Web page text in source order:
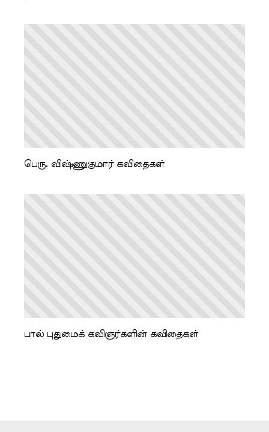
பெரு. விஷ்ணுகுமார் கவிதைகள்
பால் புதுமைக் கவிஞர்களின் கவிதைகள்